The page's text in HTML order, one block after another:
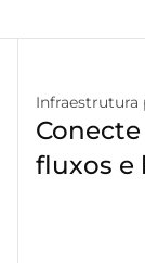
Infraestrutura
fluxos e